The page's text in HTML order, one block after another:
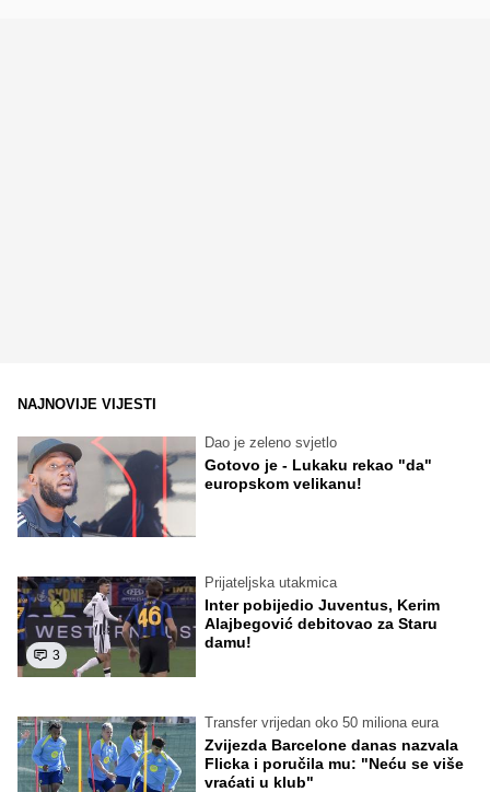
NAJNOVIJE VIJESTI
Dao je zeleno svjetlo
Gotovo je - Lukaku rekao "da"
europskom velikanu!
3
Prijateljska utakmica
Inter pobijedio Juventus, Kerim
Alajbegović debitovao za Staru
damu!
Transfer vrijedan oko 50 miliona eura
Zvijezda Barcelone danas nazvala
Flicka i poručila mu: "Neću se više
vraćati u klub"